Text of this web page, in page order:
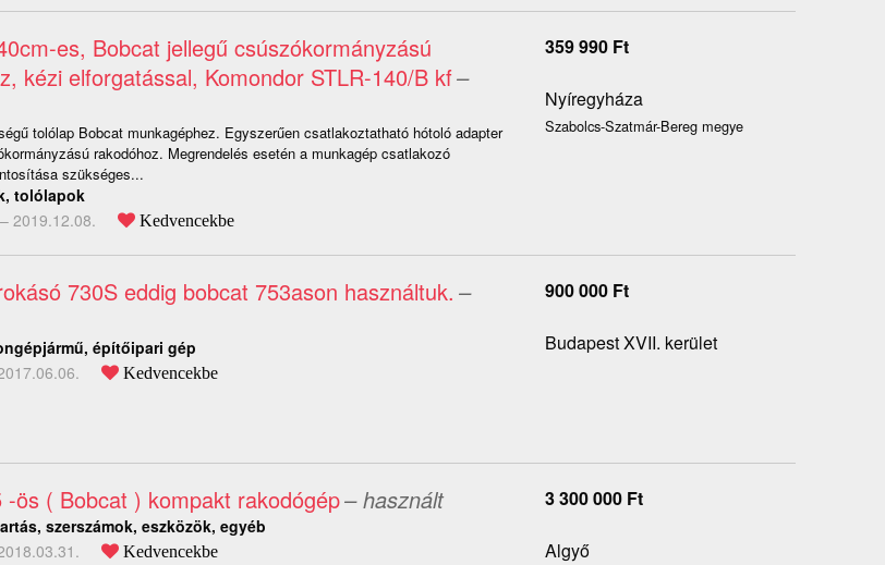
es, Bobcat jellegű csúszókormányzású
kézi elforgatással, Komondor STLR-140/B kf–
tolólap Bobcat munkagéphez. Egyszerűen csatlakoztatható hótoló adapter
rakodóhoz. Megrendelés esetén a munkagép csatlakozó
szükséges...
tolólapok
2019.12.08. Kedvencekbe
359 990 Ft
Nyíregyháza
Szabolcs-Szatmár-Bereg megye
730S eddig bobcat 753ason használtuk. –
építőipari gép
Kedvencekbe
900 000 Ft
Budapest XVII. kerület
-ös ( Bobcat ) kompakt rakodógép– használt
szerszámok, eszközök, egyéb
Kedvencekbe
3 300 000 Ft
Algyő